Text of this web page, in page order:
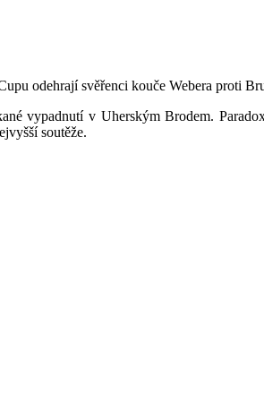
odehrají svěřenci kouče Webera proti
vypadnutí v Uherským Brodem.
soutěže.